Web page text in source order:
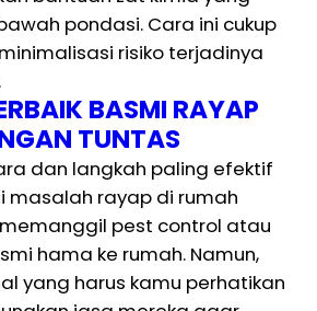
pondasi. Cara ini cukup
risiko terjadinya
BASMI RAYAP
TUNTAS
dan langkah paling efektif
masalah rayap di rumah
pest control atau
hama ke rumah. Namun,
yang harus kamu perhatikan